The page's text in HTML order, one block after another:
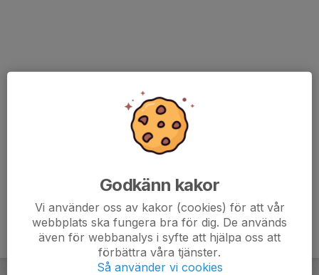
Godkänn kakor
Vi använder oss av kakor (cookies) för att vår
webbplats ska fungera bra för dig. De används
även för webbanalys i syfte att hjälpa oss att
förbättra våra tjänster.
Så använder vi cookies